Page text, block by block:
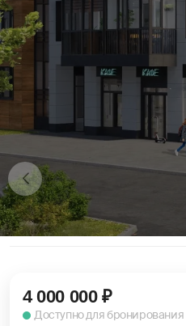
4 000 000 ₽
Доступно для бронирования